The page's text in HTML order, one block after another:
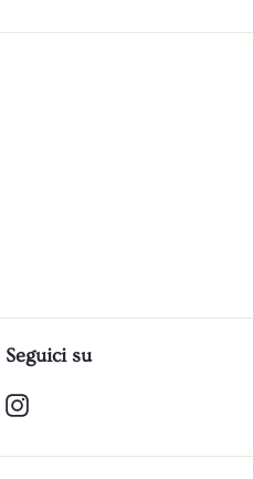
Seguici su
Instagram